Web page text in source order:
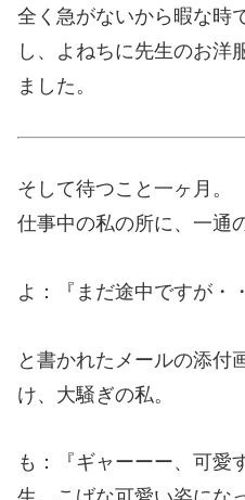
全く急がないから暇な時
し、よねちに先生のお洋
ました。
そして待つこと一ヶ月。
仕事中の私の所に、一通
よ：『まだ途中ですが・
と書かれたメールの添付
け、大騒ぎの私。
も：『ギャーーー、可愛